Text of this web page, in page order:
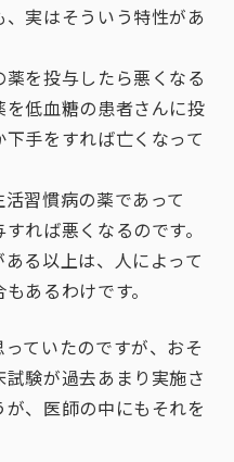
実はそういう特性があ
を投与したら悪くなる
低血糖の患者さんに投
手をすれば亡くなって
習慣病の薬であって
れば悪くなるのです。
る以上は、人によって
あるわけです。
っていたのですが、おそ
験が過去あまり実施さ
、医師の中にもそれを